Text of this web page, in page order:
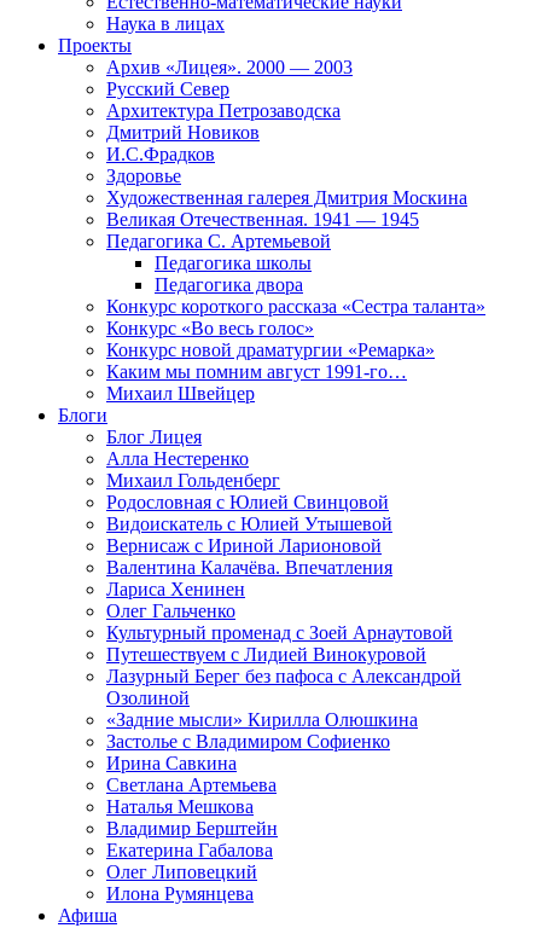
Наука в лицах
Проекты
Архив «Лицея». 2000 — 2003
Русский Север
Архитектура Петрозаводска
Дмитрий Новиков
И.С.Фрадков
Здоровье
Художественная галерея Дмитрия Москина
Великая Отечественная. 1941 — 1945
Педагогика С. Артемьевой
Педагогика школы
Педагогика двора
Конкурс короткого рассказа «Сестра таланта»
Конкурс «Во весь голос»
Конкурс новой драматургии «Ремарка»
Каким мы помним август 1991-го…
Михаил Швейцер
Блоги
Блог Лицея
Алла Нестеренко
Михаил Гольденберг
Родословная с Юлией Свинцовой
Видоискатель с Юлией Утышевой
Вернисаж с Ириной Ларионовой
Валентина Калачёва. Впечатления
Лариса Хенинен
Олег Гальченко
Культурный променад с Зоей Арнаутовой
Путешествуем с Лидией Винокуровой
Лазурный Берег без пафоса с Александрой
Озолиной
«Задние мысли» Кирилла Олюшкина
Застолье с Владимиром Софиенко
Ирина Савкина
Светлана Артемьева
Наталья Мешкова
Владимир Берштейн
Екатерина Габалова
Олег Липовецкий
Илона Румянцева
Афиша